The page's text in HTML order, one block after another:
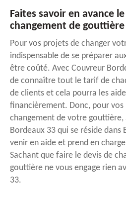
Faites savoir en avance
changement de gouttière
Pour vos projets de changer
indispensable de se préparer
être coûté. Avec Couvreur
de connaître tout le tarif de
de clients et cela pourra les
financièrement. Donc, pour
changement de votre gouttière,
Bordeaux 33 qui se réside dans
venir en aide et prend en
Sachant que faire le devis de
gouttière ne vous engage rien
33.